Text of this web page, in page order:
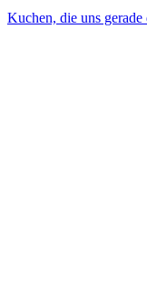
Kuchen, die uns